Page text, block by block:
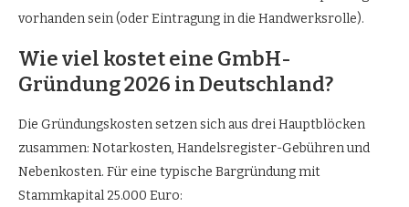
vorhanden sein (oder Eintragung in die Handwerksrolle).
Wie viel kostet eine GmbH-
Gründung 2026 in Deutschland?
Die Gründungskosten setzen sich aus drei Hauptblöcken
zusammen: Notarkosten, Handelsregister-Gebühren und
Nebenkosten. Für eine typische Bargründung mit
Stammkapital 25.000 Euro: